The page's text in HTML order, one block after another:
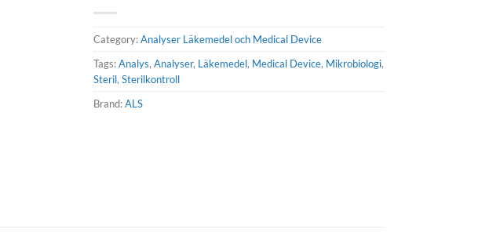
Category:Analyser Läkemedel och Medical Device
Tags:Analys,Analyser, Läkemedel, Medical Device, Mikrobiologi,
Steril,Sterilkontroll
Brand:ALS